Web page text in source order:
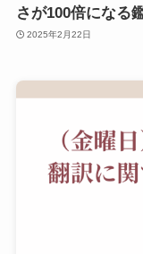
さが100倍になる
2025年2月22日